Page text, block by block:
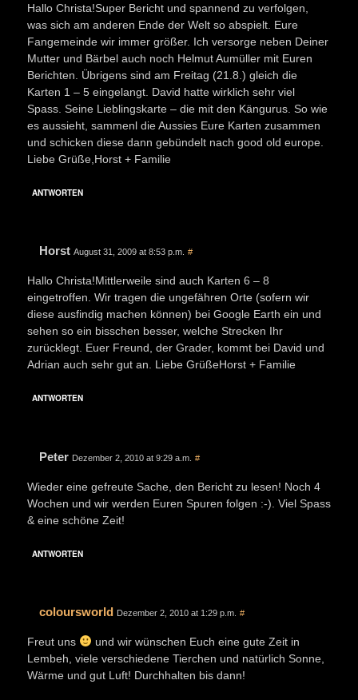
Hallo Christa!Super Bericht und spannend zu verfolgen,
was sich am anderen Ende der Welt so abspielt. Eure
Fangemeinde wir immer größer. Ich versorge neben Deiner
Mutter und Bärbel auch noch Helmut Aumüller mit Euren
Berichten. Übrigens sind am Freitag (21.8.) gleich die
Karten 1 – 5 eingelangt. David hatte wirklich sehr viel
Spass. Seine Lieblingskarte – die mit den Kängurus. So wie
es aussieht, sammenl die Aussies Eure Karten zusammen
und schicken diese dann gebündelt nach good old europe.
Liebe Grüße,Horst + Familie
ANTWORTEN
Horst August 31, 2009 at 8:53 p.m. #
Hallo Christa!Mittlerweile sind auch Karten 6 – 8
eingetroffen. Wir tragen die ungefähren Orte (sofern wir
diese ausfindig machen können) bei Google Earth ein und
sehen so ein bisschen besser, welche Strecken Ihr
zurücklegt. Euer Freund, der Grader, kommt bei David und
Adrian auch sehr gut an. Liebe GrüßeHorst + Familie
ANTWORTEN
Peter Dezember 2, 2010 at 9:29 a.m. #
Wieder eine gefreute Sache, den Bericht zu lesen! Noch 4
Wochen und wir werden Euren Spuren folgen :-). Viel Spass
& eine schöne Zeit!
ANTWORTEN
coloursworld Dezember 2, 2010 at 1:29 p.m. #
Freut uns
und wir wünschen Euch eine gute Zeit in
Lembeh, viele verschiedene Tierchen und natürlich Sonne,
Wärme und gut Luft! Durchhalten bis dann!